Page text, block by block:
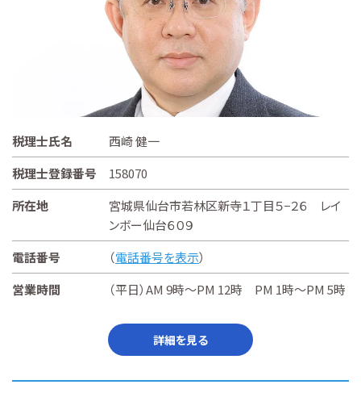
税理士氏名
西崎 健一
税理士登録番号
158070
所在地
宮城県仙台市若林区新寺１丁目５−２６ レイ
ンボー仙台６０９
電話番号
（電話番号を表示）
営業時間
（平日）AM 9時～PM 12時 PM 1時～PM 5時
詳細を見る